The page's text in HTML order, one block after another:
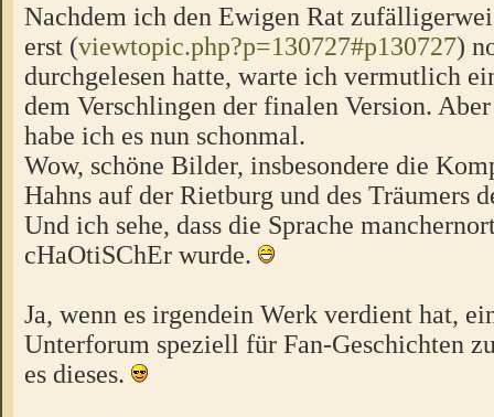
Nachdem ich den Ewigen Rat
erst (viewtopic.php?p=130727#p130727)
durchgelesen hatte, warte ich vermutlich
dem Verschlingen der finalen Version.
habe ich es nun schonmal.
Wow, schöne Bilder, insbesondere die
Hahns auf der Rietburg und des Träumers
Und ich sehe, dass die Sprache
cHaOtiSChEr wurde.
Ja, wenn es irgendein Werk verdient hat,
Unterforum speziell für Fan-Geschichten
es dieses.